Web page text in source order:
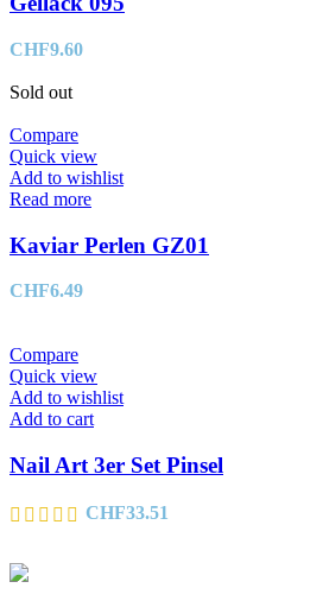
CHF9.60
Sold out
Compare
Quick view
Add to wishlist
Read more
Kaviar Perlen GZ01
CHF6.49
Compare
Quick view
Add to wishlist
Add to cart
Nail Art 3er Set Pinsel
CHF33.51